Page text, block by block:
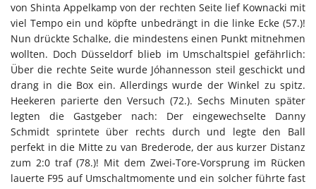
von Shinta Appelkamp von der rechten Seite lief Kownacki mit
viel Tempo ein und köpfte unbedrängt in die linke Ecke (57.)!
Nun drückte Schalke, die mindestens einen Punkt mitnehmen
wollten. Doch Düsseldorf blieb im Umschaltspiel gefährlich:
Über die rechte Seite wurde Jóhannesson steil geschickt und
drang in die Box ein. Allerdings wurde der Winkel zu spitz.
Heekeren parierte den Versuch (72.). Sechs Minuten später
legten die Gastgeber nach: Der eingewechselte Danny
Schmidt sprintete über rechts durch und legte den Ball
perfekt in die Mitte zu van Brederode, der aus kurzer Distanz
zum 2:0 traf (78.)! Mit dem Zwei-Tore-Vorsprung im Rücken
lauerte F95 auf Umschaltmomente und ein solcher führte fast